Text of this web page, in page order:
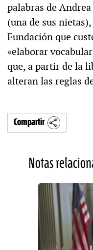
palabras de
(una de sus
Fundación que
«elaborar
que, a partir de la
alteran las reglas
Compartir
Notas